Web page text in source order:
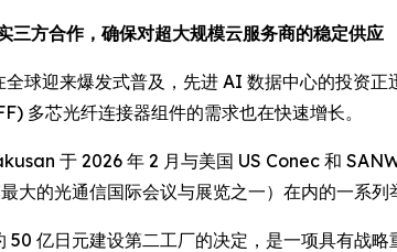
三方合作，确保对超大规模云服务商的稳定供应
球迎来爆发式普及，先进 AI 数据中心的投资
多芯光纤连接器组件的需求也在快速增长。
于 2026 年 2 月与美国 US Conec 和
大的光通信国际会议与展览之一）在内的一系
50 亿日元建设第二工厂的决定，是一项具有战